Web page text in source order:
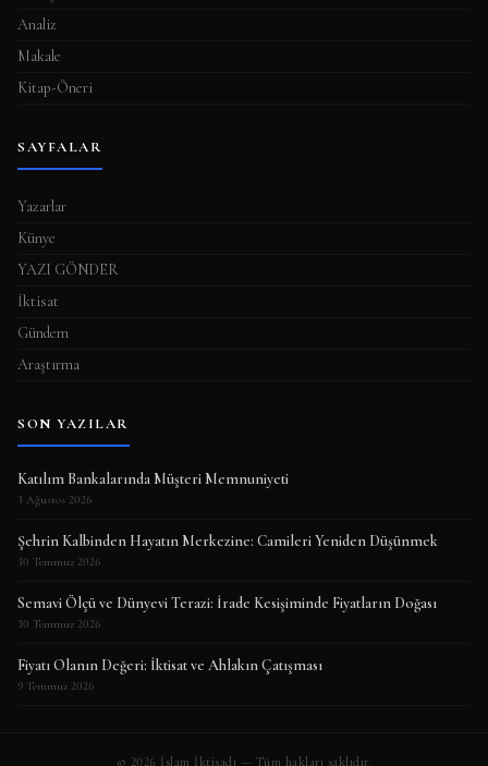
Analiz
Makale
Kitap-Öneri
SAYFALAR
Yazarlar
Künye
YAZI GÖNDER
İktisat
Gündem
Araştırma
SON YAZILAR
Katılım Bankalarında Müşteri Memnuniyeti
3 Ağustos 2026
Şehrin Kalbinden Hayatın Merkezine: Camileri Yeniden Düşünmek
30 Temmuz 2026
Semavi Ölçü ve Dünyevi Terazi: İrade Kesişiminde Fiyatların Doğası
30 Temmuz 2026
Fiyatı Olanın Değeri: İktisat ve Ahlakın Çatışması
9 Temmuz 2026
© 2026 İslam İktisadı — Tüm hakları saklıdır.